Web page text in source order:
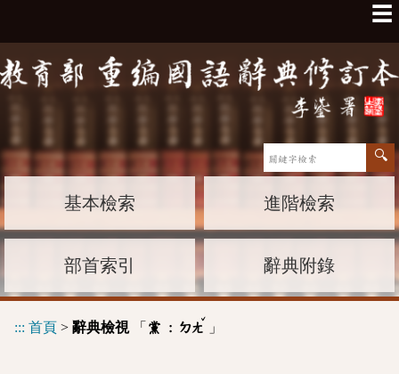
☰
基本檢索 進階檢索
部首索引 辭典附錄
::: 首頁 > 辭典檢視「 黨 : ㄉㄤ
ˇ
」